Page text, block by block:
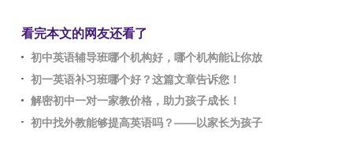
看完本文的网友还看了
初中英语辅导班哪个机构好，哪个机构能让你放
初一英语补习班哪个好？这篇文章告诉您！
解密初中一对一家教价格，助力孩子成长！
初中找外教能够提高英语吗？——以家长为孩子